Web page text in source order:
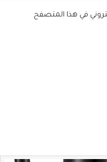
في هذا المتصفح